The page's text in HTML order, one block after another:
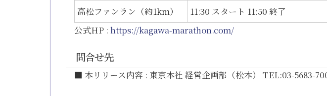
高松ファンラン（約1km）
11:30 スタート 11:50 終了
公式HP : https://kagawa-marathon.com/
問合せ先
■ 本リリース内容 : 東京本社 経営企画部（松本） TEL:03-5683-